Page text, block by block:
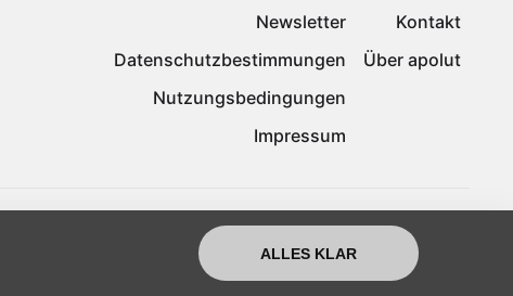
Newsletter
Datenschutzbestimmungen
Nutzungsbedingungen
Impressum
Kontakt
Über apolut
ALLES KLAR